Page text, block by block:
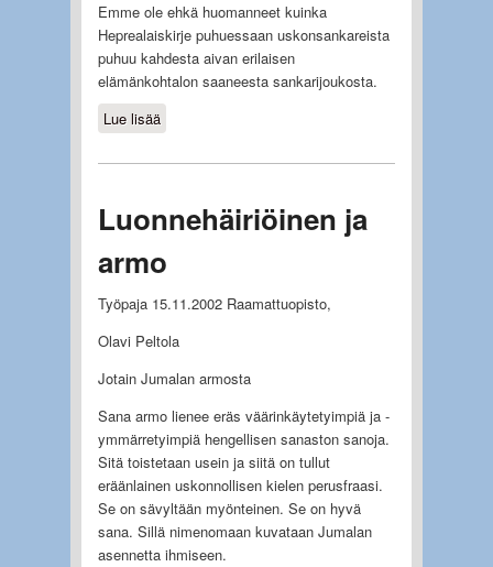
Emme ole ehkä huomanneet kuinka
Heprealaiskirje puhuessaan uskonsankareista
puhuu kahdesta aivan erilaisen
elämänkohtalon saaneesta sankarijoukosta.
Lue lisääabout Lyötynä
Luonnehäiriöinen ja
armo
Työpaja 15.11.2002 Raamattuopisto,
Olavi Peltola
Jotain Jumalan armosta
Sana armo lienee eräs väärinkäytetyimpiä ja -
ymmärretyimpiä hengellisen sanaston sanoja.
Sitä toistetaan usein ja siitä on tullut
eräänlainen uskonnollisen kielen perusfraasi.
Se on sävyltään myönteinen. Se on hyvä
sana. Sillä nimenomaan kuvataan Jumalan
asennetta ihmiseen.